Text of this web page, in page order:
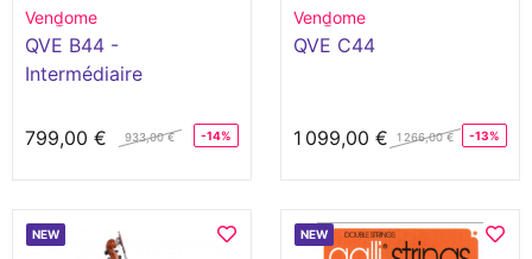
Vend̫ome
QVE B44 -
Intermédiaire
799,00 € 933,00 € -14%
Vend̫ome
QVE C44
1 099,00 € 1 266,00 € -13%
NEW NEW